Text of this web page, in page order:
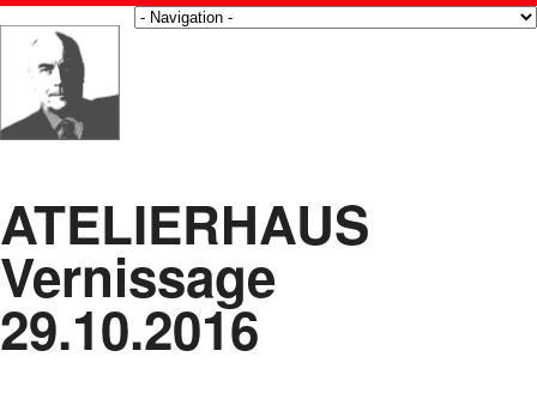
ATELIERHAUS
Vernissage
29.10.2016